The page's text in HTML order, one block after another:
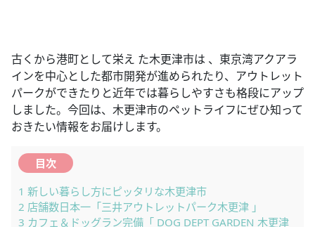
古くから港町として栄え た木更津市は 、東京湾アクアラ
インを中心とした都市開発が進められたり、アウトレット
パークができたりと近年では暮らしやすさも格段にアップ
しました。今回は、木更津市のペットライフにぜひ知って
おきたい情報をお届けします。
目次
1 新しい暮らし方にピッタリな木更津市
2 店舗数日本一「三井アウトレットパーク木更津 」
3 カフェ＆ドッグラン完備「 DOG DEPT GARDEN 木更津